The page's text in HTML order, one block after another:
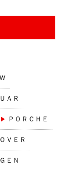
ＡＲ
ＰＯＲＣＨＥ
ＶＥＲ
ＥＮ